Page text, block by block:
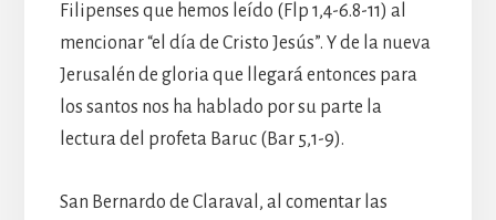
Filipenses que hemos leído (Flp 1,4-6.8-11) al
mencionar “el día de Cristo Jesús”. Y de la nueva
Jerusalén de gloria que llegará entonces para
los santos nos ha hablado por su parte la
lectura del profeta Baruc (Bar 5,1-9).
San Bernardo de Claraval, al comentar las